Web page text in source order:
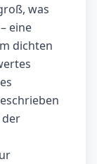
was
eine
dichten
der